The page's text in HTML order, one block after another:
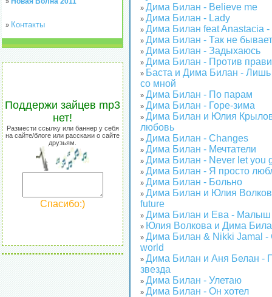
» Контакты
Поддержи зайцев mp3
нет!
Размести ссылку или баннер у себя
на сайте/блоге или расскажи о сайте
друзьям.
Спасибо:)
» Дима Билан - Believe me
» Дима Билан - Lady
» Дима Билан feat Anastacia -
» Дима Билан - Так не бывает
» Дима Билан - Задыхаюсь
» Дима Билан - Против
» Баста и Дима Билан -
со мной
» Дима Билан - По парам
» Дима Билан - Горе-зима
» Дима Билан и Юлия
любовь
» Дима Билан - Changes
» Дима Билан - Мечтатели
» Дима Билан - Never let you
» Дима Билан - Я просто
» Дима Билан - Больно
» Дима Билан и Юлия
future
» Дима Билан и Ева - Малыш
» Юлия Волкова и Дима
» Дима Билан & Nikki Jamal -
world
» Дима Билан и Аня Белан -
звезда
» Дима Билан - Улетаю
» Дима Билан - Он хотел